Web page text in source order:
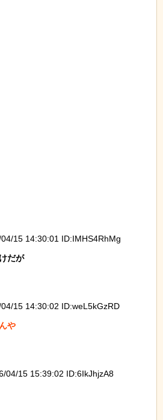
15 14:30:01 ID:IMHS4RhMg
だが
15 14:30:02 ID:weL5kGzRD
や
04/15 15:39:02 ID:6IkJhjzA8